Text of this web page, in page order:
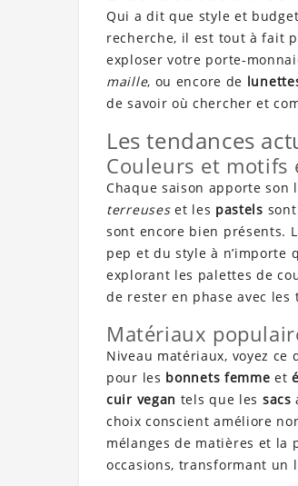
Qui a dit que style et
recherche, il est tout à fait
exploser votre porte-
maille, ou encore de
de savoir où chercher et
Les tendances
Couleurs et motifs
Chaque saison apporte son
terreuseset les pastels
sont encore bien présents.
pep et du style à
explorant les palettes de
de rester en phase avec les
Matériaux
Niveau matériaux, voyez ce
pour les bonnets femme et
cuir vegan tels que les sacs
choix conscient améliore
mélanges de matières et la
occasions, transformant un